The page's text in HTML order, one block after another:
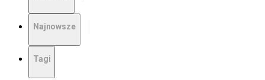
Najnowsze
Tagi